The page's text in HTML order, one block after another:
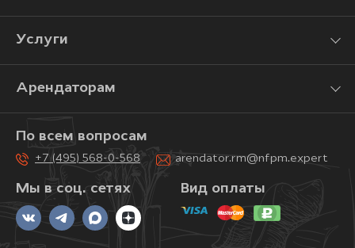
Услуги
Арендаторам
Мы в соц. сетях
По всем вопросам
+7 (495) 568-0-568 arendator.rm@nfpm.expert
Вид оплаты